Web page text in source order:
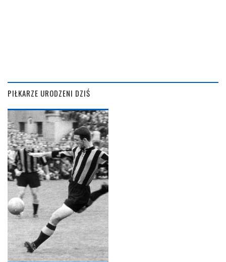
PIŁKARZE URODZENI DZIŚ